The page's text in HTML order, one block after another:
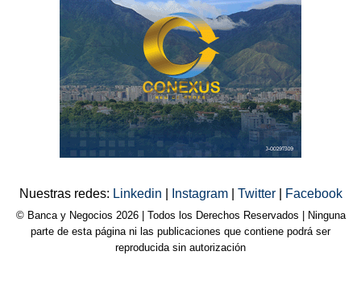
Nuestras redes: Linkedin Instagram Twitter Facebook
© Banca y Negocios 2026 | Todos los Derechos Reservados | Ninguna
parte de esta página ni las publicaciones que contiene podrá ser
reproducida sin autorización